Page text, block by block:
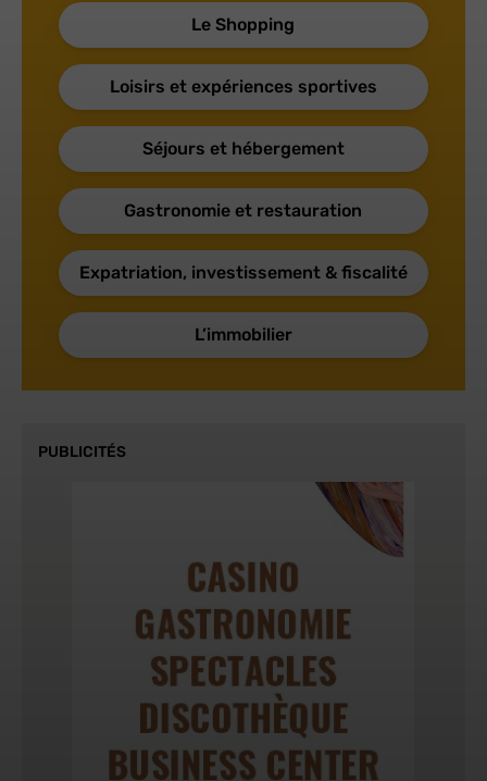
Le Shopping
Loisirs et expériences sportives
Séjours et hébergement
Gastronomie et restauration
Expatriation, investissement & fiscalité
L’immobilier
PUBLICITÉS